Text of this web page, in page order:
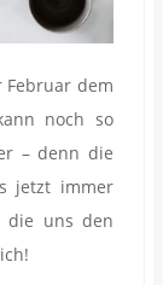
dem
noch so
– denn die
jetzt immer
die uns den